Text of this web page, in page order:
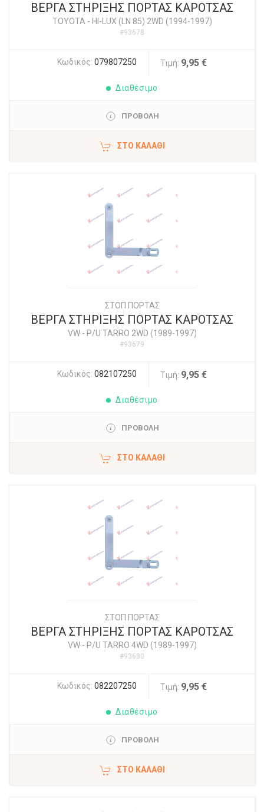
ΒΕΡΓΑ ΣΤΗΡΙΞΗΣ ΠΟΡΤΑΣ ΚΑΡΟΤΣΑΣ
TOYOTA - HI-LUX (LN 85) 2WD (1994-1997)
#93678
Κωδικός: 079807250 Τιμή: 9,95 €
Διαθέσιμο
ΠΡΟΒΟΛΗ
ΣΤΟ ΚΑΛΆΘΙ
ΣΤΟΠ ΠΟΡΤΑΣ
ΒΕΡΓΑ ΣΤΗΡΙΞΗΣ ΠΟΡΤΑΣ ΚΑΡΟΤΣΑΣ
VW- P/U TARRO 2WD (1989-1997)
#93679
Κωδικός: 082107250 Τιμή: 9,95 €
Διαθέσιμο
ΠΡΟΒΟΛΗ
ΣΤΟ ΚΑΛΆΘΙ
ΣΤΟΠ ΠΟΡΤΑΣ
ΒΕΡΓΑ ΣΤΗΡΙΞΗΣ ΠΟΡΤΑΣ ΚΑΡΟΤΣΑΣ
VW- P/U TARRO 4WD (1989-1997)
#93680
Κωδικός: 082207250 Τιμή: 9,95 €
Διαθέσιμο
ΠΡΟΒΟΛΗ
ΣΤΟ ΚΑΛΆΘΙ